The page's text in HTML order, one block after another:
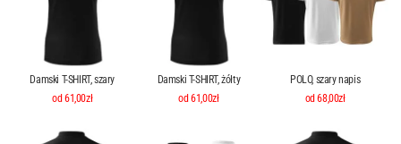
Damski T-SHIRT, szary
od 61,00zł
Damski T-SHIRT, żółty
od 61,00zł
POLO, szary napis
od 68,00zł